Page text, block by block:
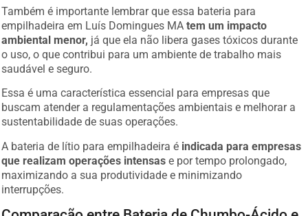
Também é importante lembrar que essa bateria para
empilhadeira em Luís Domingues MAtem um impacto
ambiental menor, já que ela não libera gases tóxicos durante
o uso, o que contribui para um ambiente de trabalho mais
saudável e seguro.
Essa é uma característica essencial para empresas que
buscam atender a regulamentações ambientais e melhorar a
sustentabilidade de suas operações.
A bateria de lítio para empilhadeira é indicada para empresas
que realizam operações intensas e por tempo prolongado,
maximizando a sua produtividade e minimizando
interrupções.
Comparação entre Bateria de Chumbo-Ácido e